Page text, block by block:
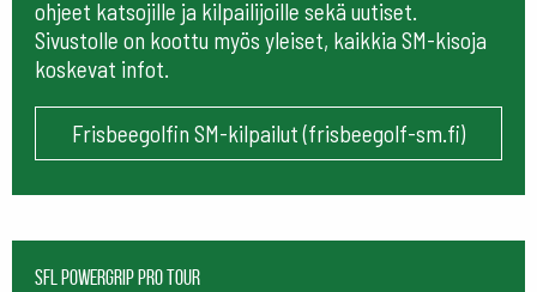
ohjeet katsojille ja kilpailijoille sekä uutiset.
Sivustolle on koottu myös yleiset, kaikkia SM-kisoja
koskevat infot.
Frisbeegolfin SM-kilpailut (frisbeegolf-sm.fi)
SFL Powergrip Pro Tour